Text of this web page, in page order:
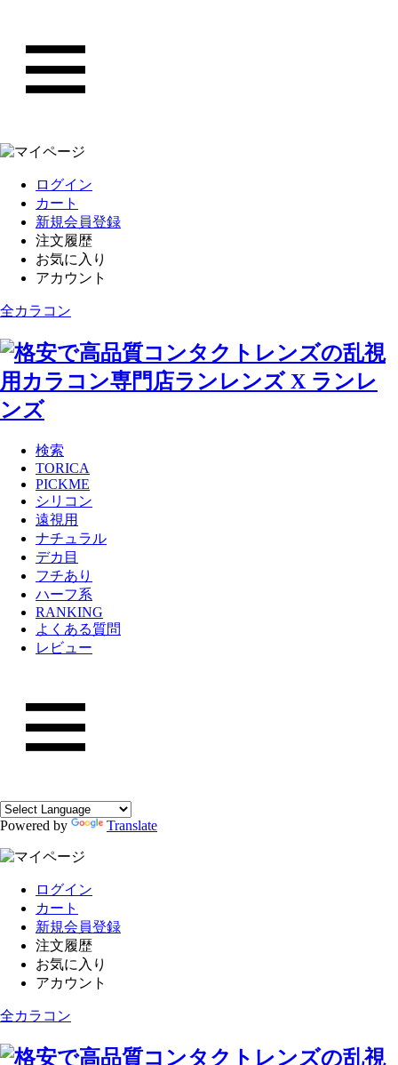
ログイン
カート
新規会員登録
注文履歴
お気に入り
アカウント
全カラコン
検索
TORICA
PICKME
シリコン
遠視用
ナチュラル
デカ目
フチあり
ハーフ系
RANKING
よくある質問
レビュー
Powered by Translate
ログイン
カート
新規会員登録
注文履歴
お気に入り
アカウント
全カラコン